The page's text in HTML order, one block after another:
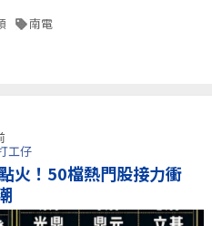
南電
工仔
火！50檔熱門股接力衝